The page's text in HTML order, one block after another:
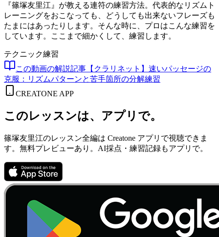
『篠塚友里江』が教える連符の練習方法。代表的なリズムト
レーニングをおこなっても、どうしても出来ないフレーズも
たまにはあったりします。そんな時に、プロはこんな練習を
しています。ここまで細かくして、練習します。
テクニック練習
この動画の解説記事 【クラリネット】速いパッセージの
克服：リズムパターンと苦手箇所の分解練習
CREATONE APP
このレッスンは、アプリで。
篠塚友里江のレッスン全編は Creatone アプリで視聴できま
す。無料プレビューあり。AI採点・練習記録もアプリで。